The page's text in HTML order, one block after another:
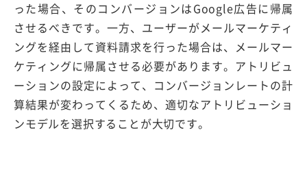
った場合、そのコンバージョンはGoogle広告に帰属
させるべきです。一方、ユーザーがメールマーケティ
ングを経由して資料請求を行った場合は、メールマー
ケティングに帰属させる必要があります。アトリビュ
ーションの設定によって、コンバージョンレートの計
算結果が変わってくるため、適切なアトリビューショ
ンモデルを選択することが大切です。